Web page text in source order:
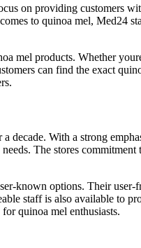
on providing customers
to quinoa mel, Med24
mel products. Whether
can find the exact
decade. With a strong
The stores
known options. Their
staff is also available to
quinoa mel enthusiasts.